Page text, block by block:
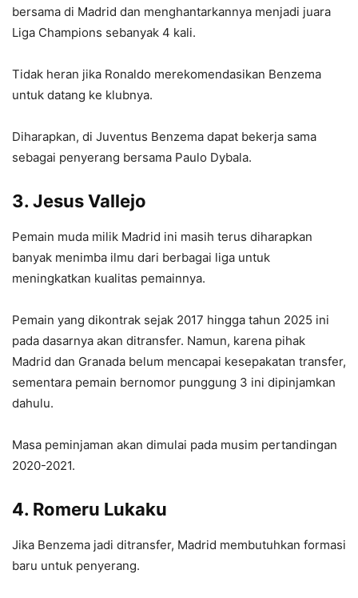
bersama di Madrid dan menghantarkannya menjadi juara
Liga Champions sebanyak 4 kali.
Tidak heran jika Ronaldo merekomendasikan Benzema
untuk datang ke klubnya.
Diharapkan, di Juventus Benzema dapat bekerja sama
sebagai penyerang bersama Paulo Dybala.
3. Jesus Vallejo
Pemain muda milik Madrid ini masih terus diharapkan
banyak menimba ilmu dari berbagai liga untuk
meningkatkan kualitas pemainnya.
Pemain yang dikontrak sejak 2017 hingga tahun 2025 ini
pada dasarnya akan ditransfer. Namun, karena pihak
Madrid dan Granada belum mencapai kesepakatan transfer,
sementara pemain bernomor punggung 3 ini dipinjamkan
dahulu.
Masa peminjaman akan dimulai pada musim pertandingan
2020-2021.
4. Romeru Lukaku
Jika Benzema jadi ditransfer, Madrid membutuhkan formasi
baru untuk penyerang.